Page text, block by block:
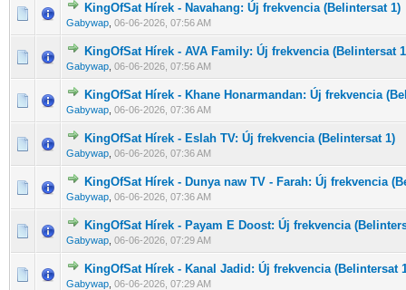
KingOfSat Hírek - Navahang: Új frekvencia (Belintersat 1)
Gabywap 06-06-2026, 07:56 AM
0 Szavazat - 0 / 5 átlagban
12345
KingOfSat Hírek - AVA Family: Új frekvencia (Belintersat
Gabywap 06-06-2026, 07:56 AM
0 Szavazat - 0 / 5 átlagban
12 3 45
KingOfSat Hírek - Khane Honarmandan: Új frekvencia
Gabywap 06-06-2026, 07:36 AM
0 Szavazat - 0 / 5 átlagban
12345
KingOfSat Hírek - Eslah TV: Új frekvencia (Belintersat 1)
Gabywap 06-06-2026, 07:36 AM
0 Szavazat - 0 / 5 átlagban
123 4 5
KingOfSat Hírek - Dunya naw TV - Farah: Új frekvencia
Gabywap 06-06-2026, 07:36 AM
0 Szavazat - 0 / 5 átlagban
1234 5
KingOfSat Hírek - Payam E Doost: Új frekvencia
Gabywap 06-06-2026, 07:29 AM
0 Szavazat - 0 / 5 átlagban
1234 5
KingOfSat Hírek - Kanal Jadid: Új frekvencia (Belintersat
Gabywap 06-06-2026, 07:29 AM
0 Szavazat - 0 / 5 átlagban
123 45